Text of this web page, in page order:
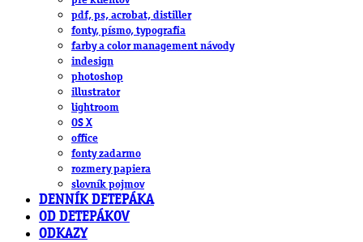
pdf, ps, acrobat, distiller
fonty, písmo, typografia
farby a color management návody
indesign
photoshop
illustrator
lightroom
OS X
office
fonty zadarmo
rozmery papiera
slovník pojmov
DENNÍK DETEPÁKA
OD DETEPÁKOV
ODKAZY